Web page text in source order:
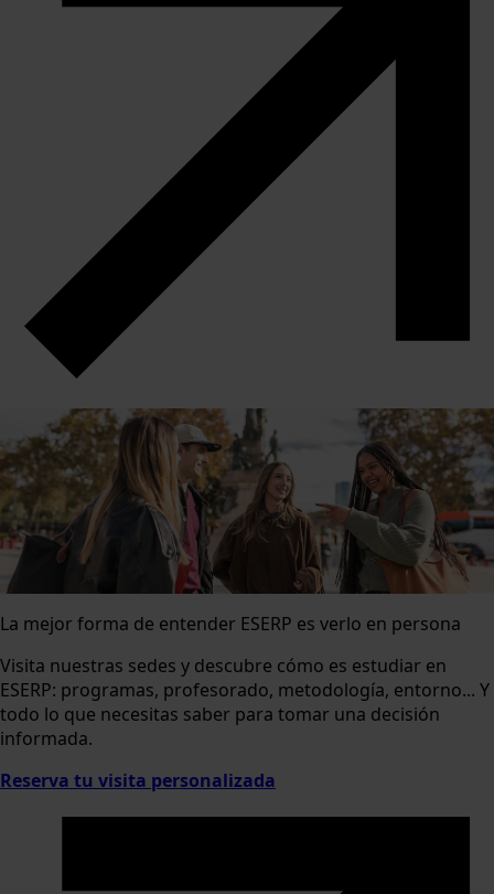
La mejor forma de entender ESERP es verlo en persona
Visita nuestras sedes y descubre cómo es estudiar en
ESERP: programas, profesorado, metodología, entorno... Y
todo lo que necesitas saber para tomar una decisión
informada.
Reserva tu visita personalizada